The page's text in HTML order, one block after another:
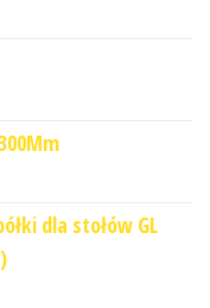
dla stołów GL